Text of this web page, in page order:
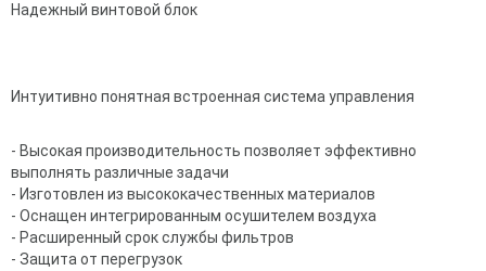
Надежный винтовой блок
Интуитивно понятная встроенная система управления
- Высокая производительность позволяет эффективно
выполнять различные задачи
- Изготовлен из высококачественных материалов
- Оснащен интегрированным осушителем воздуха
- Расширенный срок службы фильтров
- Защита от перегрузок